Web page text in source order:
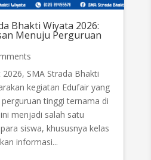
Bhakti Wiyata 2026:
Menuju Perguruan
SMA Strada Bhakti
kegiatan Edufair yang
tinggi ternama di
menjadi salah satu
siswa, khususnya kelas
informasi...